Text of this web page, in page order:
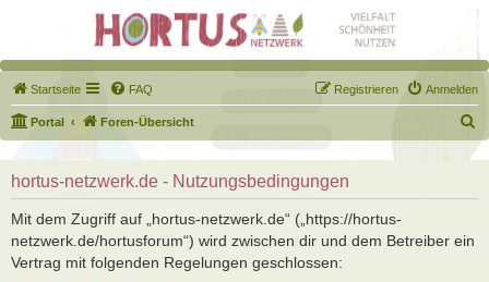
Startseite FAQ Anmelden
Registrieren
Portal Foren-Übersicht
u
h
hortus-netzwerk.de - Nutzungsbedingungen
Mit dem Zugriff auf „hortus-netzwerk.de“ („https://hortus-
netzwerk.de/hortusforum“) wird zwischen dir und dem Betreiber ein
Vertrag mit folgenden Regelungen geschlossen: